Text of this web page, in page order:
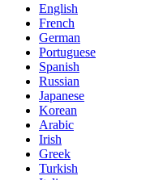
English
French
German
Portuguese
Spanish
Russian
Japanese
Korean
Arabic
Irish
Greek
Turkish